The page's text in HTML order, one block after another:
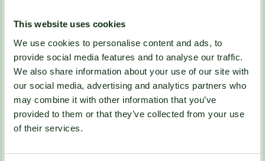
This website uses cookies
We use cookies to personalise content and ads, to
provide social media features and to analyse our traffic.
We also share information about your use of our site with
our social media, advertising and analytics partners who
may combine it with other information that you’ve
provided to them or that they’ve collected from your use
of their services.